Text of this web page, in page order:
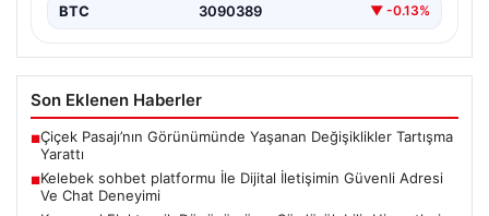
BTC 3090389 ▼ -0.13%
Son Eklenen Haberler
■Çiçek Pasajı’nın Görünümünde Yaşanan Değişiklikler Tartışma
Yarattı
■Kelebek sohbet platformu İle Dijital İletişimin Güvenli Adresi
Ve Chat Deneyimi